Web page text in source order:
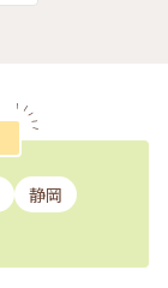
静岡